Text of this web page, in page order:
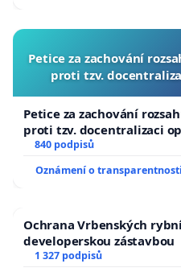
Petice za zachování
proti tzv.
Petice za zachování
proti tzv. docentralizaci
840 podpisů
Oznámení o transparentnosti
Ochrana Vrbenských
developerskou zástavbou
1 327 podpisů